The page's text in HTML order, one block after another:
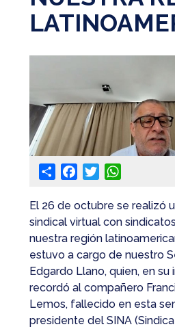
Share Facebook
Twitter
El 26 de octubre se realizó
sindical virtual con
nuestra región
estuvo a cargo de nuestro
Edgardo Llano, quien, en su
recordó al compañero
Lemos, fallecido en esta
presidente del SINA
@apaeronauticos
info@apaeronauticos.org.ar
OTRAS SECCIONES
ELECCIÓN DE DELEGADXS
TURISMO